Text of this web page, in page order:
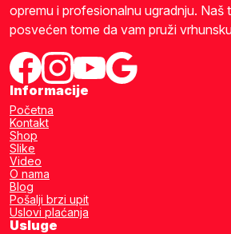
opremu i profesionalnu ugradnju. Naš
posvećen tome da vam pruži
Informacije
Početna
Kontakt
Shop
Slike
Video
O nama
Blog
Pošalji brzi upit
Uslovi plaćanja
Usluge